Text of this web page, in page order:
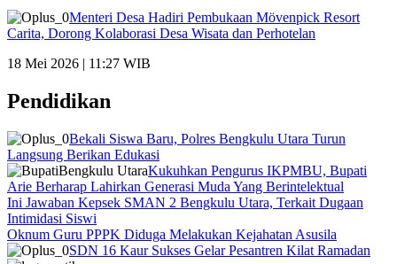
Menteri Desa Hadiri Pembukaan Mövenpick Resort
Carita, Dorong Kolaborasi Desa Wisata dan Perhotelan
18 Mei 2026 | 11:27 WIB
Pendidikan
Bekali Siswa Baru, Polres Bengkulu Utara Turun
Langsung Berikan Edukasi
Kukuhkan Pengurus IKPMBU, Bupati
Arie Berharap Lahirkan Generasi Muda Yang Berintelektual
Ini Jawaban Kepsek SMAN 2 Bengkulu Utara, Terkait Dugaan
Intimidasi Siswi
Oknum Guru PPPK Diduga Melakukan Kejahatan Asusila
SDN 16 Kaur Sukses Gelar Pesantren Kilat Ramadan